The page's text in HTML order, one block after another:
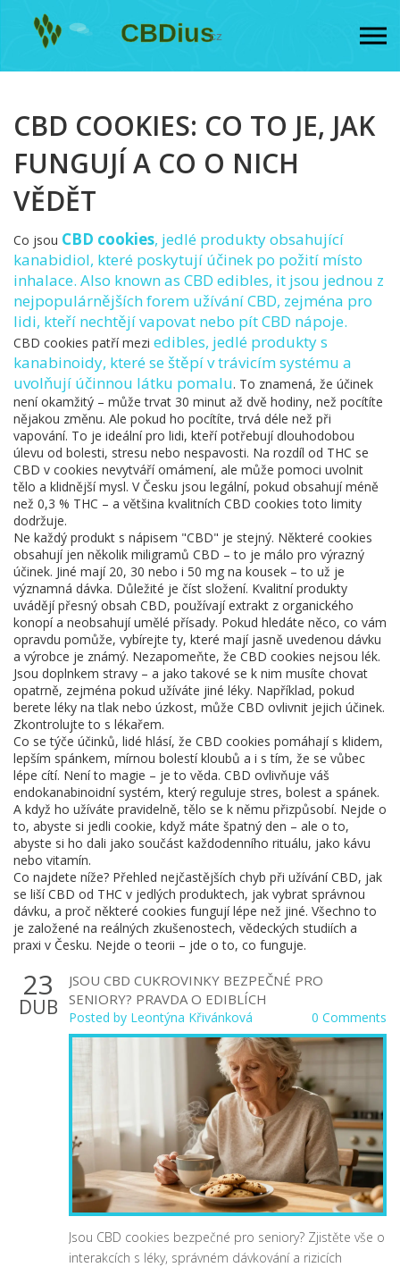
CBD COOKIES: CO TO JE, JAK
FUNGUJÍ A CO O NICH
VĚDĚT
Co jsou CBD cookies, jedlé produkty obsahující
kanabidiol, které poskytují účinek po požití místo
inhalace. Also known as CBD edibles, it jsou jednou z
nejpopulárnějších forem užívání CBD, zejména pro
lidi, kteří nechtějí vapovat nebo pít CBD nápoje.
CBD cookies patří mezi edibles, jedlé produkty s
kanabinoidy, které se štěpí v trávicím systému a
uvolňují účinnou látku pomalu. To znamená, že účinek
není okamžitý – může trvat 30 minut až dvě hodiny, než pocítíte
nějakou změnu. Ale pokud ho pocítíte, trvá déle než při
vapování. To je ideální pro lidi, kteří potřebují dlouhodobou
úlevu od bolesti, stresu nebo nespavosti. Na rozdíl od THC se
CBD v cookies nevytváří omámení, ale může pomoci uvolnit
tělo a klidnější mysl. V Česku jsou legální, pokud obsahují méně
než 0,3 % THC – a většina kvalitních CBD cookies toto limity
dodržuje.
Ne každý produkt s nápisem "CBD" je stejný. Některé cookies
obsahují jen několik miligramů CBD – to je málo pro výrazný
účinek. Jiné mají 20, 30 nebo i 50 mg na kousek – to už je
významná dávka. Důležité je číst složení. Kvalitní produkty
uvádějí přesný obsah CBD, používají extrakt z organického
konopí a neobsahují umělé přísady. Pokud hledáte něco, co vám
opravdu pomůže, vybírejte ty, které mají jasně uvedenou dávku
a výrobce je známý. Nezapomeňte, že CBD cookies nejsou lék.
Jsou doplnkem stravy – a jako takové se k nim musíte chovat
opatrně, zejména pokud užíváte jiné léky. Například, pokud
berete léky na tlak nebo úzkost, může CBD ovlivnit jejich účinek.
Zkontrolujte to s lékařem.
Co se týče účinků, lidé hlásí, že CBD cookies pomáhají s klidem,
lepším spánkem, mírnou bolestí kloubů a i s tím, že se vůbec
lépe cítí. Není to magie – je to věda. CBD ovlivňuje váš
endokanabinoidní systém, který reguluje stres, bolest a spánek.
A když ho užíváte pravidelně, tělo se k němu přizpůsobí. Nejde o
to, abyste si jedli cookie, když máte špatný den – ale o to,
abyste si ho dali jako součást každodenního rituálu, jako kávu
nebo vitamín.
Co najdete níže? Přehled nejčastějších chyb při užívání CBD, jak
se liší CBD od THC v jedlých produktech, jak vybrat správnou
dávku, a proč některé cookies fungují lépe než jiné. Všechno to
je založené na reálných zkušenostech, vědeckých studiích a
praxi v Česku. Nejde o teorii – jde o to, co funguje.
23
DUB
JSOU CBD CUKROVINKY BEZPEČNÉ PRO
SENIORY? PRAVDA O EDIBLÍCH
Posted by Leontýna Křivánková 0 Comments
Jsou CBD cookies bezpečné pro seniory? Zjistěte vše o
interakcích s léky, správném dávkování a rizicích